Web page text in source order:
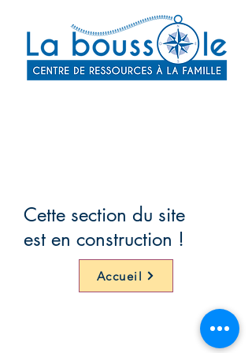
Cette section du site
est en construction !
Accueil